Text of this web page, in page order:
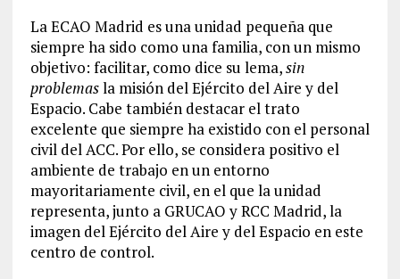
La ECAO Madrid es una unidad pequeña que
siempre ha sido como una familia, con un mismo
objetivo: facilitar, como dice su lema,sin
problemasla misión del Ejército del Aire y del
Espacio. Cabe también destacar el trato
excelente que siempre ha existido con el personal
civil del ACC. Por ello, se considera positivo el
ambiente de trabajo en un entorno
mayoritariamente civil, en el que la unidad
representa, junto a GRUCAO y RCC Madrid, la
imagen del Ejército del Aire y del Espacio en este
centro de control.